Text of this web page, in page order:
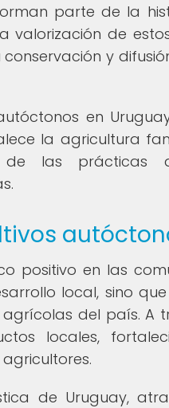
parte de la
valorización de
y
en
la agricultura
de las prácticas
positivo en las
local, sino
del país. A
locales,
de Uruguay,